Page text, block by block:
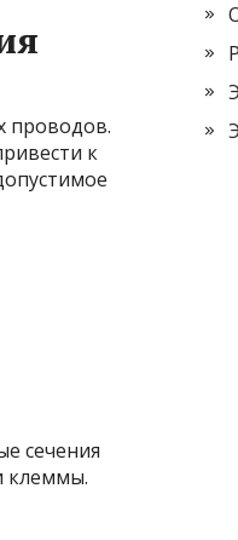
проводов.
к
сечения
клеммы.